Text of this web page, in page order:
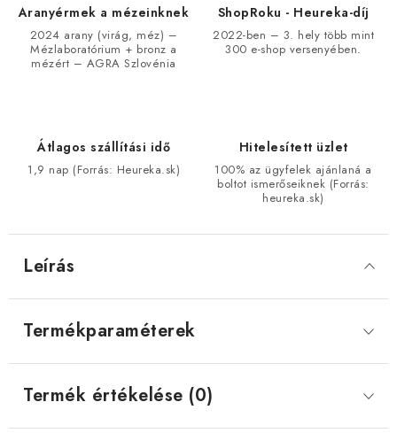
Aranyérmek a mézeinknek
2024 arany (virág, méz) –
Mézlaboratórium + bronz a
mézért – AGRA Szlovénia
ShopRoku - Heureka-díj
2022-ben – 3. hely több mint
300 e-shop versenyében.
Átlagos szállítási idő
1,9 nap (Forrás: Heureka.sk)
Hitelesített üzlet
100% az ügyfelek ajánlaná a
boltot ismerőseiknek (Forrás:
heureka.sk)
Leírás
Termékparaméterek
Termék értékelése (0)